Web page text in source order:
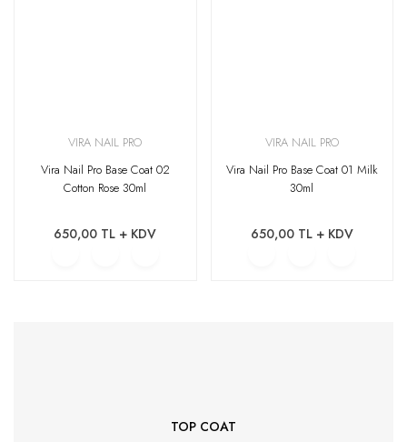
VIRA NAIL PRO
Vira Nail Pro Base Coat 02
Cotton Rose 30ml
650,00 TL + KDV
VIRA NAIL PRO
Vira Nail Pro Base Coat 01 Milk
30ml
650,00 TL + KDV
TOP COAT